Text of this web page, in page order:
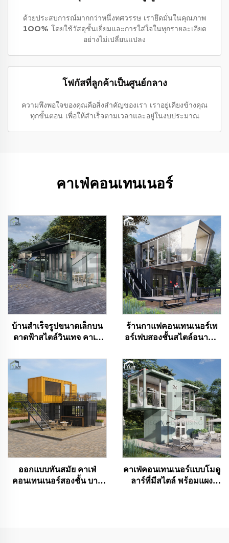
ด้วยประสบการณ์มากกว่าหนึ่งทศวรรษ เรายึดมั่นในคุณภาพ
100% โดยใช้วัสดุชั้นเยี่ยมและการใส่ใจในทุกรายละเอียด
อย่างไม่เปลี่ยนแปลง
โฟกัสที่ลูกค้าเป็นศูนย์กลาง
ความพึงพอใจของคุณคือสิ่งสำคัญของเรา เราอยู่เคียงข้างคุณ
ทุกขั้นตอน เพื่อให้สำเร็จตามเวลาและอยู่ในงบประมาณ
คาเฟ่คอนเทนเนอร์
บ้านสำเร็จรูปขนาดเล็กบน
ดาดฟ้าสไตล์วินเทจ คาเฟ่
ขายในออสเตรเลีย
ร้านกาแฟคอนเทนเนอร์เพ
อร์เฟบสองชั้นสไตล์อนาคต
สิงคโปร์
ออกแบบทันสมัย คาเฟ่
คอนเทนเนอร์สองชั้น บาร์
คาเฟ่คอนเทนเนอร์แบบโมดู
ลาร์ที่มีสไตล์ พร้อมแผง